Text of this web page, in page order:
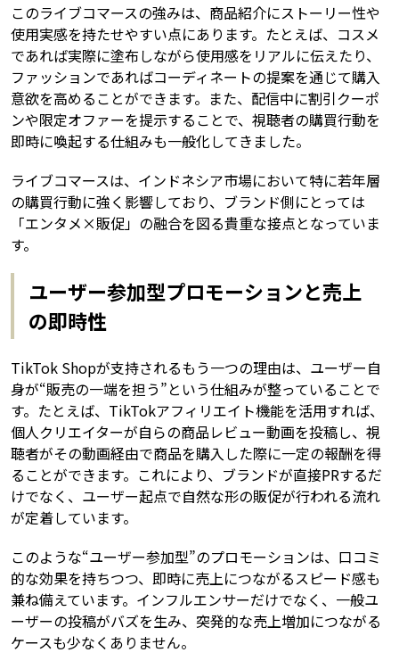
このライブコマースの強みは、商品紹介にストーリー性や
使用実感を持たせやすい点にあります。たとえば、コスメ
であれば実際に塗布しながら使用感をリアルに伝えたり、
ファッションであればコーディネートの提案を通じて購入
意欲を高めることができます。また、配信中に割引クーポ
ンや限定オファーを提示することで、視聴者の購買行動を
即時に喚起する仕組みも一般化してきました。
ライブコマースは、インドネシア市場において特に若年層
の購買行動に強く影響しており、ブランド側にとっては
「エンタメ×販促」の融合を図る貴重な接点となっていま
す。
ユーザー参加型プロモーションと売上
の即時性
TikTok Shopが支持されるもう一つの理由は、ユーザー自
身が“販売の一端を担う”という仕組みが整っていることで
す。たとえば、TikTokアフィリエイト機能を活用すれば、
個人クリエイターが自らの商品レビュー動画を投稿し、視
聴者がその動画経由で商品を購入した際に一定の報酬を得
ることができます。これにより、ブランドが直接PRするだ
けでなく、ユーザー起点で自然な形の販促が行われる流れ
が定着しています。
このような“ユーザー参加型”のプロモーションは、口コミ
的な効果を持ちつつ、即時に売上につながるスピード感も
兼ね備えています。インフルエンサーだけでなく、一般ユ
ーザーの投稿がバズを生み、突発的な売上増加につながる
ケースも少なくありません。